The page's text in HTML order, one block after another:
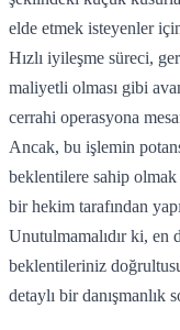
elde etmek isteyenler
Hızlı iyileşme süreci,
maliyetli olması gibi
cerrahi operasyona
Ancak, bu işlemin
beklentilere sahip
bir hekim tarafından
Unutulmamalıdır ki, en
beklentileriniz
detaylı bir danışmanlık